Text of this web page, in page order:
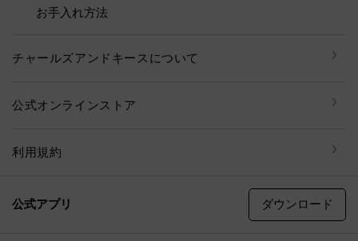
お手入れ方法
チャールズアンドキースについて
公式オンラインストア
利用規約
公式アプリ ダウンロード